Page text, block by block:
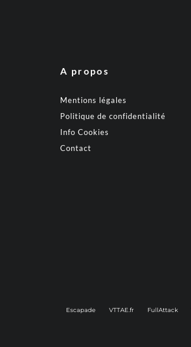
A propos
Mentions légales
Politique de confidentialité
Info Cookies
Contact
Escapade VTTAE.fr FullAttack